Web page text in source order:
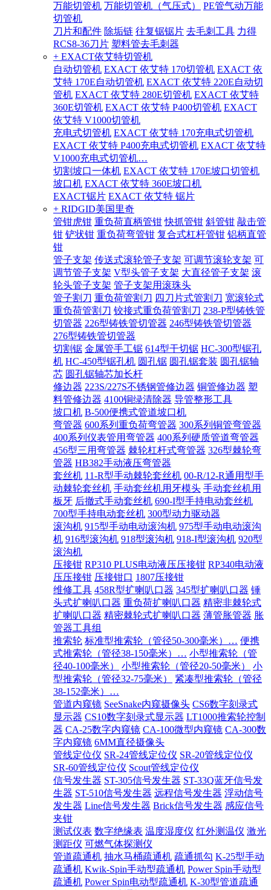
万能切管机 万能切管机（气压式）
PE管气动万能
切管机
刀片和配件 除垢链 往复锯锯片 去毛刺工具 力得
RCS8-36刀片 塑料管去毛刺器
+ EXACT依艾特切管机
自动切管机 EXACT 依艾特 170切管机 EXACT 依
艾特 170E自动切管机 EXACT 依艾特 220E自动切
管机 EXACT 依艾特 280E切管机 EXACT 依艾特
360E切管机 EXACT 依艾特 P400切管机 EXACT
依艾特 V1000切管机
充电式切管机 EXACT 依艾特 170充电式切管机
EXACT 依艾特 P400充电式切管机 EXACT 依艾特
V1000充电式切管机…
切割坡口一体机 EXACT 依艾特 170E坡口切管机
坡口机 EXACT 依艾特 360E坡口机
EXACT锯片 EXACT 依艾特 锯片
+ RIDGID美国里奇
管钳虎钳 重负荷直柄管钳 快抓管钳 斜管钳 敲击管
钳 铲状钳 重负荷弯管钳 复合式杠杆管钳 铝柄直管
钳
管子支架 传送式滚轮管子支架 可调节滚轮支架 可
调节管子支架 V型头管子支架 大直径管子支架 滚
轮头管子支架 管子支架用滚珠头
管子割刀 重负荷管割刀 四刀片式管割刀 宽滚轮式
重负荷管割刀 铰接式重负荷管割刀 238-P型铸铁管
切管器 226型铸铁管切管器 246型铸铁管切管器
276型铸铁管切管器
切割锯 金属管手工锯 614型干切锯 HC-300型锯孔
机 HC-450型锯孔机 圆孔锯 圆孔锯套装 圆孔锯轴
芯 圆孔锯轴芯加长杆
修边器 223S/227S不锈钢管修边器 铜管修边器 塑
料管修边器 4100铜绿清除器 导管整形工具
坡口机 B-500便携式管道坡口机
弯管器 600系列重负荷弯管器 300系列铜管弯管器
400系列仪表管用弯管器 400系列硬质管道弯管器
456型三用弯管器 棘轮杠杆式弯管器 326型棘轮弯
管器 HB382手动液压弯管器
套丝机 11-R型手动棘轮套丝机 00-R/12-R通用型手
动棘轮套丝机 手动套丝机用牙模头 手动套丝机用
板牙 后撤式手动套丝机 690-I型手持电动套丝机
700型手持电动套丝机 300型动力驱动器
滚沟机 915型手动电动滚沟机 975型手动电动滚沟
机 916型滚沟机 918型滚沟机 918-I型滚沟机 920型
滚沟机
压接钳 RP310 PLUS电动液压压接钳 RP340电动液
压压接钳 压接钳口 1807压接钳
维修工具 458R型扩喇叭口器 345型扩喇叭口器 锤
头式扩喇叭口器 重负荷扩喇叭口器 精密非棘轮式
扩喇叭口器 精密棘轮式扩喇叭口器 薄管胀管器 胀
管器工具组
推索轮 标准型推索轮（管径50-300毫米）… 便携
式推索轮（管径38-150毫米）… 小型推索轮（管
径40-100毫米）
小型推索轮（管径20-50毫米）
小
型推索轮（管径32-75毫米）
紧凑型推索轮（管径
38-152毫米）…
管道内窥镜 SeeSnake内窥摄像头 CS6数字刻录式
显示器 CS10数字刻录式显示器 LT1000推索轮控制
器 CA-25数字内窥镜 CA-100微型内窥镜 CA-300数
字内窥镜 6MM直径摄像头
管线定位仪 SR-24管线定位仪 SR-20管线定位仪
SR-60管线定位仪 Scout管线定位仪
信号发生器 ST-305信号发生器 ST-33Q蓝牙信号发
生器 ST-510信号发生器 远程信号发生器 浮动信号
发生器 Line信号发生器 Brick信号发生器 感应信号
夹钳
测试仪表 数字绝缘表 温度湿度仪 红外测温仪 激光
测距仪 可燃气体探测仪
管道疏通机 抽水马桶疏通机 疏通抓勾 K-25型手动
疏通机 Kwik-Spin手动型疏通机 Power Spin手动型
疏通机 Power Spin电动型疏通机 K-30型管道疏通